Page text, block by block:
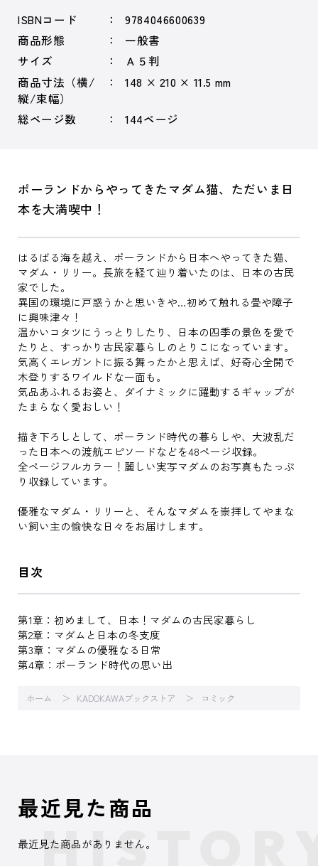
ISBNコード
9784046600639
商品形態
一般書
サイズ
Ａ５判
商品寸法（横/
縦/束幅）
148 × 210 × 11.5 mm
総ページ数 144ページ
ポーランドからやってきたマダム猫、ただいま日
本を大満喫中！
はるばる海を越え、ポーランドから日本へやってきた猫、
マダム・リリー。長旅を経て辿り着いたのは、日本の古民
家でした。
異国の環境に戸惑うかと思いきや…初めて触れる畳や障子
に興味津々！
温かいコタツにうっとりしたり、日本の四季の景色を愛で
たりと、すっかり古民家暮らしのとりこになっています。
気高くエレガントに振る舞ったかと思えば、好奇心全開で
木登りするワイルドな一面も。
気品あふれるお姿と、ダイナミックに躍動するギャップが
たまらなく愛おしい！
描き下ろしとして、ポーランド時代の暮らしや、大波乱だ
った日本への渡航エピソードなどを48ページ収録。
全ページフルカラー！麗しい実写マダムのお写真もたっぷ
り収録しています。
優雅なマダム・リリーと、そんなマダムを崇拝してやまな
い飼い主の愉快な日々をお届けします。
目次
第1章：初めまして、日本！マダムの古民家暮らし
第2章：マダムと日本の冬支度
第3章：マダムの優雅なる日常
第4章：ポーランド時代の思い出
ホーム KADOKAWAブックストア コミック
最近見た商品
最近見た商品がありません。